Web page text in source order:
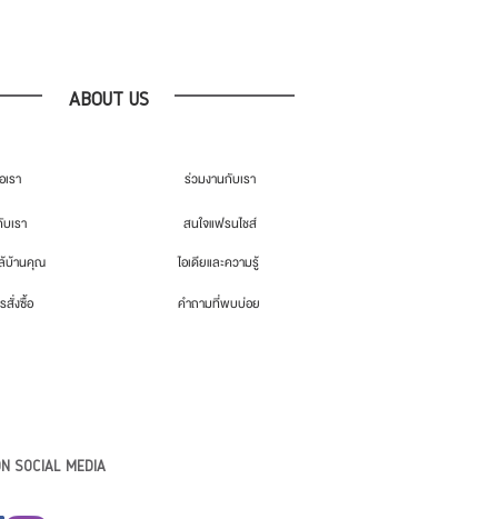
ABOUT US
รา
เรา
บ้านคุณ
สั่งซื้อ
ร่วมงานกับเรา
สนใจแฟรนไชส์
ไอเดียและความรู้
คำถามที่พบบ่อย
SOCIAL MEDIA